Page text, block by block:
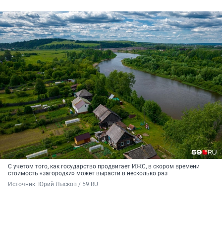
С учетом того, как государство продвигает ИЖС, в скором времени
стоимость «загородки» может вырасти в несколько раз
Источник: Юрий Лысков / 59.RU